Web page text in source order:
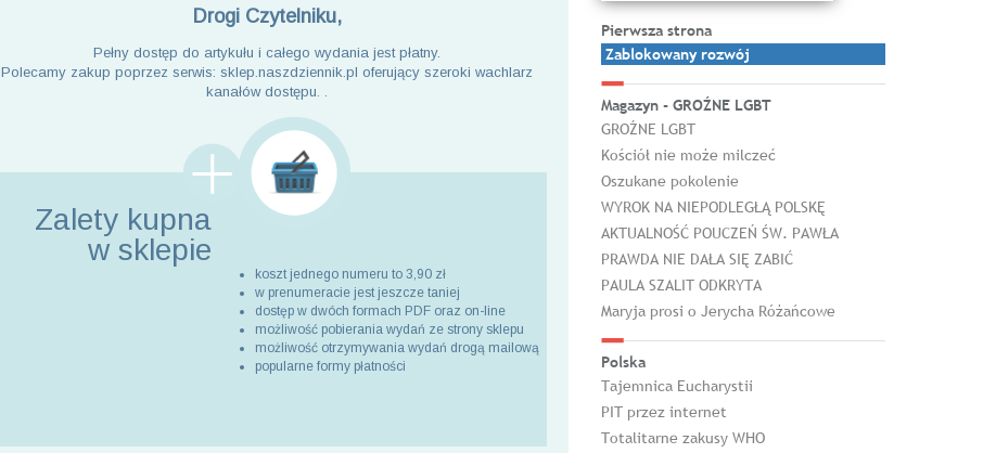
Drogi Czytelniku,
Pełny dostęp do artykułu i całego wydania jest płatny.
Polecamy zakup poprzez serwis: sklep.naszdziennik.pl oferujący szeroki wachlarz
kanałów dostępu. .
Zalety kupna
w sklepie
koszt jednego numeru to 3,90 zł
w prenumeracie jest jeszcze taniej
dostęp w dwóch formach PDF oraz on-line
możliwość pobierania wydań ze strony sklepu
możliwość otrzymywania wydań drogą mailową
popularne formy płatności
Pierwsza strona
Zablokowany rozwój
Magazyn - GROŹNE LGBT
GROŹNE LGBT
Kościół nie może milczeć
Oszukane pokolenie
WYROK NA NIEPODLEGŁĄ POLSKĘ
AKTUALNOŚĆ POUCZEŃ ŚW. PAWŁA
PRAWDA NIE DAŁA SIĘ ZABIĆ
PAULA SZALIT ODKRYTA
Maryja prosi o Jerycha Różańcowe
Polska
Tajemnica Eucharystii
PIT przez internet
Totalitarne zakusy WHO